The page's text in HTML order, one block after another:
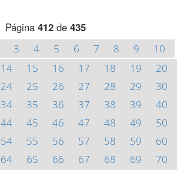
Página 412de 435
3 4 5 6 7 8 9
10
14 15 16 17 18 19
20
24 25 26 27 28 29
30
34 35 36 37 38 39
40
44 45 46 47 48 49
50
54 55 56 57 58 59
60
64 65 66 67 68 69
70